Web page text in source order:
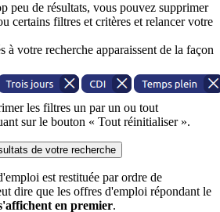
peu de résultats, vous pouvez supprimer
certains filtres et critères et relancer votre
à votre recherche apparaissent de la façon
les filtres un par un ou tout
sur le bouton « Tout réinitialiser ».
de votre recherche
est restituée par ordre de
dire que les offres d'emploi répondant le
en premier.